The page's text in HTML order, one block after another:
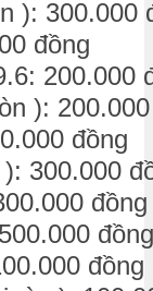
): 300.000
đồng
200.000
):
đồng
300.000
đồng
đồng
đồng